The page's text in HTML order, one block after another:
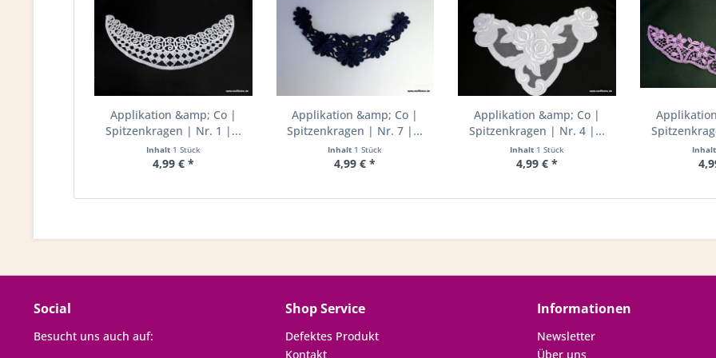
Applikation &amp; Co |
Spitzenkragen | Nr. 1 |...
Inhalt 1 Stück
4,99 € *
Applikation &amp; Co |
Spitzenkragen | Nr. 7 |...
Inhalt 1 Stück
4,99 € *
Applikation &amp; Co |
Spitzenkragen | Nr. 4 |...
Inhalt 1 Stück
4,99 € *
Inhalt
Social
Besucht uns auch auf:
Shop Service
Defektes Produkt
Kontakt
Informationen
Newsletter
Über uns